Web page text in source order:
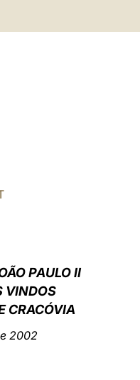
PAULO II
VINDOS
CRACÓVIA
2002